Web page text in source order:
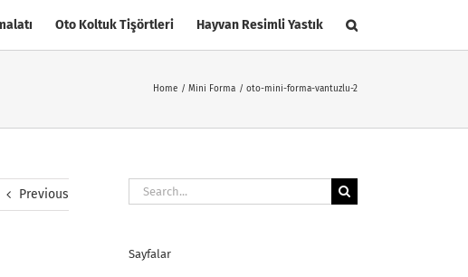
Oto Koltuk Tişörtleri Hayvan Resimli Yastık
Home Mini Forma oto-mini-forma-vantuzlu-2
Previous
Search
for:
Sayfalar